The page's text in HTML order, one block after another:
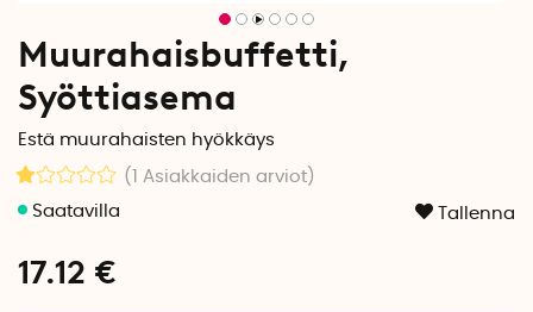
Muurahaisbuffetti,
Syöttiasema
Estä muurahaisten hyökkäys
(1 Asiakkaiden arviot )
Tallenna
17.12 €